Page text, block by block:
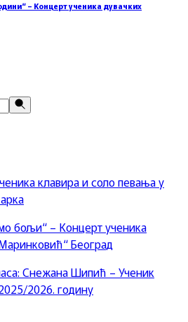
– Концерт ученика дувачких
клавира и соло певања у
бољи“ – Концерт ученика
Београд
Снежана Шипић – Ученик
2026. годину